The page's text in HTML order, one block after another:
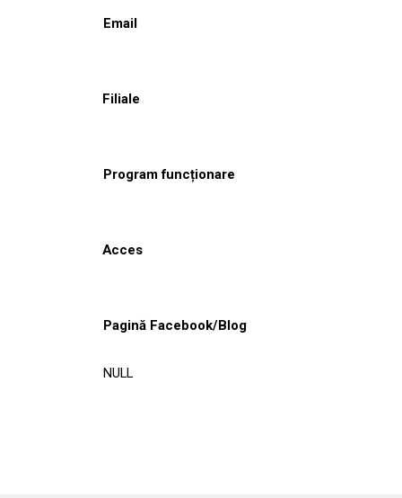
Email
Filiale
Program funcționare
Acces
Pagină Facebook/Blog
NULL